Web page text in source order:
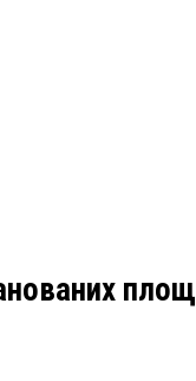
площ